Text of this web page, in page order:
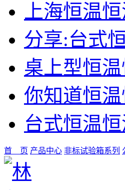
上海恒温
分享:台式
桌上型恒
你知道恒
台式恒温
首 页 产品中心 非标试验箱系列